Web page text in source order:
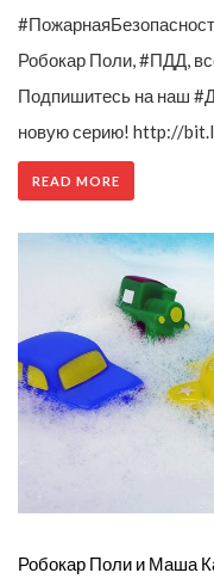
Робокар Поли, #ПДД,
Подпишитесь на наш
новую серию! http://
READ MORE
Робокар Поли и Маша